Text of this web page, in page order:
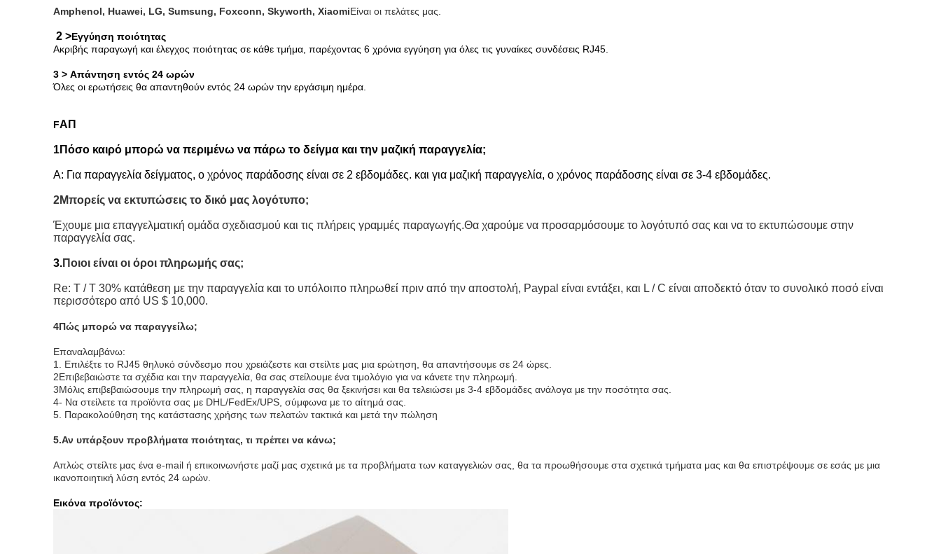
Amphenol, Huawei, LG, Sumsung, Foxconn, Skyworth, XiaomiΕίναι οι πελάτες μας.
2 >Εγγύηση ποιότητας
Ακριβής παραγωγή και έλεγχος ποιότητας σε κάθε τμήμα, παρέχοντας 6 χρόνια εγγύηση για όλες τις γυναίκες συνδέσεις RJ45.
3 > Απάντηση εντός 24 ωρών
Όλες οι ερωτήσεις θα απαντηθούν εντός 24 ωρών την εργάσιμη ημέρα.
FΑΠ
1Πόσο καιρό μπορώ να περιμένω να πάρω το δείγμα και την μαζική παραγγελία;
Α: Για παραγγελία δείγματος, ο χρόνος παράδοσης είναι σε 2 εβδομάδες. και για μαζική παραγγελία, ο χρόνος παράδοσης είναι σε 3-4 εβδομάδες.
2Μπορείς να εκτυπώσεις το δικό μας λογότυπο;
Έχουμε μια επαγγελματική ομάδα σχεδιασμού και τις πλήρεις γραμμές παραγωγής.Θα χαρούμε να προσαρμόσουμε το λογότυπό σας και να το εκτυπώσουμε στην
παραγγελία σας.
3.Ποιοι είναι οι όροι πληρωμής σας;
Re: T / T 30% κατάθεση με την παραγγελία και το υπόλοιπο πληρωθεί πριν από την αποστολή, Paypal είναι εντάξει, και L / C είναι αποδεκτό όταν το συνολικό ποσό είναι
περισσότερο από US $ 10,000.
4Πώς μπορώ να παραγγείλω;
Επαναλαμβάνω:
1. Επιλέξτε το RJ45 θηλυκό σύνδεσμο που χρειάζεστε και στείλτε μας μια ερώτηση, θα απαντήσουμε σε 24 ώρες.
2Επιβεβαιώστε τα σχέδια και την παραγγελία, θα σας στείλουμε ένα τιμολόγιο για να κάνετε την πληρωμή.
3Μόλις επιβεβαιώσουμε την πληρωμή σας, η παραγγελία σας θα ξεκινήσει και θα τελειώσει με 3-4 εβδομάδες ανάλογα με την ποσότητα σας.
4- Να στείλετε τα προϊόντα σας με DHL/FedEx/UPS, σύμφωνα με το αίτημά σας.
5. Παρακολούθηση της κατάστασης χρήσης των πελατών τακτικά και μετά την πώληση
5.Αν υπάρξουν προβλήματα ποιότητας, τι πρέπει να κάνω;
Απλώς στείλτε μας ένα e-mail ή επικοινωνήστε μαζί μας σχετικά με τα προβλήματα των καταγγελιών σας, θα τα προωθήσουμε στα σχετικά τμήματα μας και θα επιστρέψουμε σε εσάς με μια
ικανοποιητική λύση εντός 24 ωρών.
Εικόνα προϊόντος: